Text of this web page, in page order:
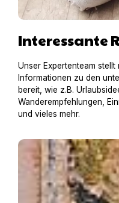
Interessante
Unser Expertenteam
Informationen zu den
bereit, wie z.B.
Wanderempfehlungen,
und vieles mehr.
Hausboot mit Hund